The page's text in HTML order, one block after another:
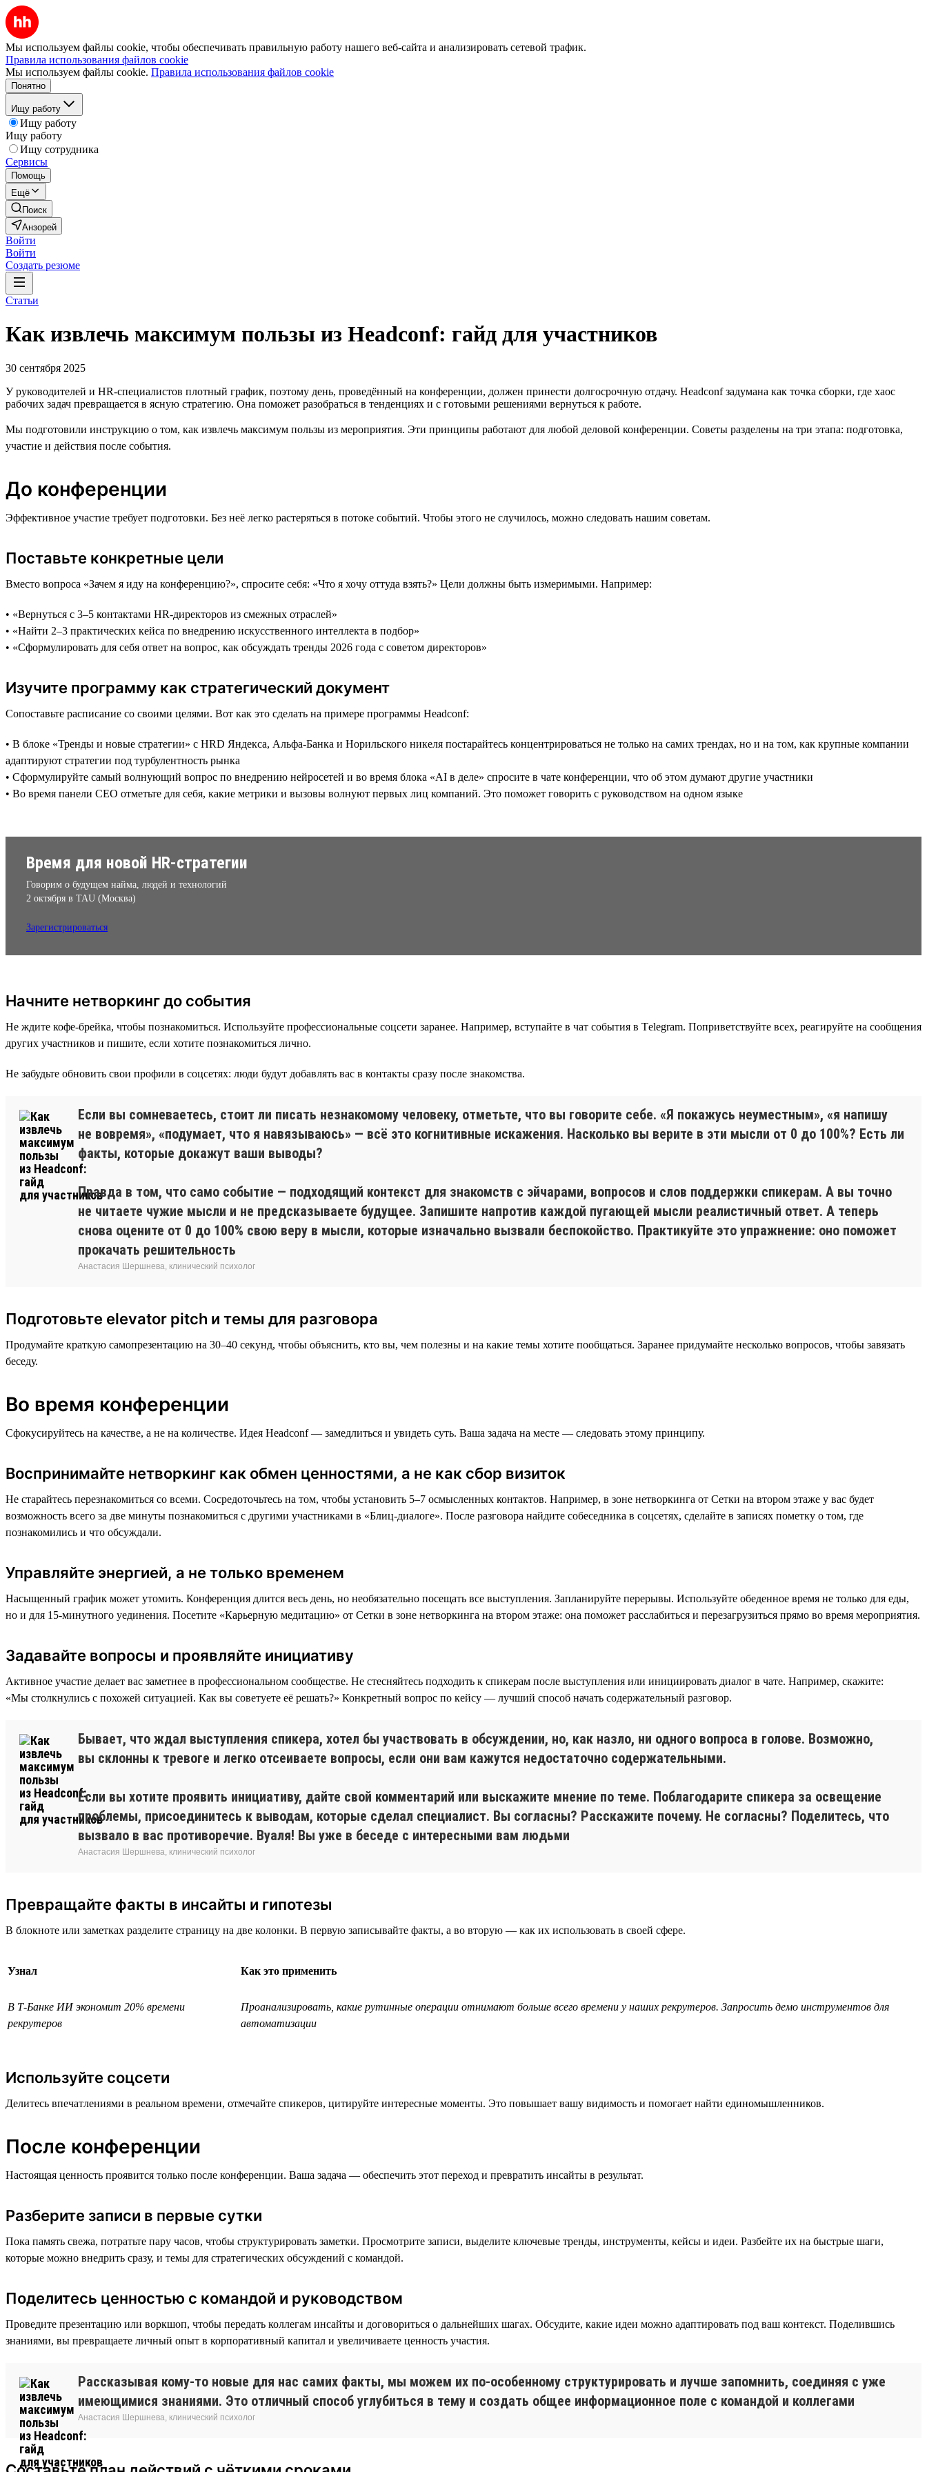
Мы используем файлы cookie, чтобы обеспечивать правильную работу нашего веб-сайта и анализировать сетевой трафик.
Правила использования файлов cookie
Мы используем файлы cookie. Правила использования файлов cookie
Понятно
Ищу работу
Ищу работу
Ищу работу
Ищу сотрудника
Сервисы
Помощь
Ещё
Поиск
Анзорей
Войти
Войти
Создать резюме
Статьи
Как извлечь максимум пользы из Headсonf: гайд для участников
30 сентября 2025
У руководителей и HR-специалистов плотный график, поэтому день, проведённый на конференции, должен принести долгосрочную отдачу. Headсonf задумана как точка сборки, где хаос
рабочих задач превращается в ясную стратегию. Она поможет разобраться в тенденциях и с готовыми решениями вернуться к работе.
Мы подготовили инструкцию о том, как извлечь максимум пользы из мероприятия. Эти принципы работают для любой деловой конференции. Советы разделены на три этапа: подготовка,
участие и действия после события.
До конференции
Эффективное участие требует подготовки. Без неё легко растеряться в потоке событий. Чтобы этого не случилось, можно следовать нашим советам.
Поставьте конкретные цели
Вместо вопроса «Зачем я иду на конференцию?», спросите себя: «Что я хочу оттуда взять?» Цели должны быть измеримыми. Например:
• «Вернуться с 3–5 контактами HR-директоров из смежных отраслей»
• «Найти 2–3 практических кейса по внедрению искусственного интеллекта в подбор»
• «Сформулировать для себя ответ на вопрос, как обсуждать тренды 2026 года с советом директоров»
Изучите программу как стратегический документ
Сопоставьте расписание со своими целями. Вот как это сделать на примере программы Headсonf:
• В блоке «Тренды и новые стратегии» с HRD Яндекса, Альфа-Банка и Норильского никеля постарайтесь концентрироваться не только на самих трендах, но и на том, как крупные компании
адаптируют стратегии под турбулентность рынка
• Сформулируйте самый волнующий вопрос по внедрению нейросетей и во время блока «AI в деле» спросите в чате конференции, что об этом думают другие участники
• Во время панели CEO отметьте для себя, какие метрики и вызовы волнуют первых лиц компаний. Это поможет говорить с руководством на одном языке
Время для новой HR-стратегии
Говорим о будущем найма, людей и технологий
2 октября в TAU (Москва)
Зарегистрироваться
Начните нетворкинг до события
Не ждите кофе-брейка, чтобы познакомиться. Используйте профессиональные соцсети заранее. Например, вступайте в чат события в Тelegram. Поприветствуйте всех, реагируйте на сообщения
других участников и пишите, если хотите познакомиться лично.
Не забудьте обновить свои профили в соцсетях: люди будут добавлять вас в контакты сразу после знакомства.
Если вы сомневаетесь, стоит ли писать незнакомому человеку, отметьте, что вы говорите себе. «Я покажусь неуместным», «я напишу
не вовремя», «подумает, что я навязываюсь» — всё это когнитивные искажения. Насколько вы верите в эти мысли от 0 до 100%? Есть ли
факты, которые докажут ваши выводы?
Правда в том, что само событие — подходящий контекст для знакомств с эйчарами, вопросов и слов поддержки спикерам. А вы точно
не читаете чужие мысли и не предсказываете будущее. Запишите напротив каждой пугающей мысли реалистичный ответ. А теперь
снова оцените от 0 до 100% свою веру в мысли, которые изначально вызвали беспокойство. Практикуйте это упражнение: оно поможет
прокачать решительность
Анастасия Шершнева, клинический психолог
Подготовьте elevator pitch и темы для разговора
Продумайте краткую самопрезентацию на 30–40 секунд, чтобы объяснить, кто вы, чем полезны и на какие темы хотите пообщаться. Заранее придумайте несколько вопросов, чтобы завязать
беседу.
Во время конференции
Сфокусируйтесь на качестве, а не на количестве. Идея Headсonf — замедлиться и увидеть суть. Ваша задача на месте — следовать этому принципу.
Воспринимайте нетворкинг как обмен ценностями, а не как сбор визиток
Не старайтесь перезнакомиться со всеми. Сосредоточьтесь на том, чтобы установить 5–7 осмысленных контактов. Например, в зоне нетворкинга от Сетки на втором этаже у вас будет
возможность всего за две минуты познакомиться с другими участниками в «Блиц-диалоге». После разговора найдите собеседника в соцсетях, сделайте в записях пометку о том, где
познакомились и что обсуждали.
Управляйте энергией, а не только временем
Насыщенный график может утомить. Конференция длится весь день, но необязательно посещать все выступления. Запланируйте перерывы. Используйте обеденное время не только для еды,
но и для 15-минутного уединения. Посетите «Карьерную медитацию» от Сетки в зоне нетворкинга на втором этаже: она поможет расслабиться и перезагрузиться прямо во время мероприятия.
Задавайте вопросы и проявляйте инициативу
Активное участие делает вас заметнее в профессиональном сообществе. Не стесняйтесь подходить к спикерам после выступления или инициировать диалог в чате. Например, скажите:
«Мы столкнулись с похожей ситуацией. Как вы советуете её решать?» Конкретный вопрос по кейсу — лучший способ начать содержательный разговор.
Бывает, что ждал выступления спикера, хотел бы участвовать в обсуждении, но, как назло, ни одного вопроса в голове. Возможно,
вы склонны к тревоге и легко отсеиваете вопросы, если они вам кажутся недостаточно содержательными.
Если вы хотите проявить инициативу, дайте свой комментарий или выскажите мнение по теме. Поблагодарите спикера за освещение
проблемы, присоединитесь к выводам, которые сделал специалист. Вы согласны? Расскажите почему. Не согласны? Поделитесь, что
вызвало в вас противоречие. Вуаля! Вы уже в беседе с интересными вам людьми
Анастасия Шершнева, клинический психолог
Превращайте факты в инсайты и гипотезы
В блокноте или заметках разделите страницу на две колонки. В первую записывайте факты, а во вторую — как их использовать в своей сфере.
Узнал Как это применить
В Т-Банке ИИ экономит 20% времени
рекрутеров
Проанализировать, какие рутинные операции отнимают больше всего времени у наших рекрутеров. Запросить демо инструментов для
автоматизации
Используйте соцсети
Делитесь впечатлениями в реальном времени, отмечайте спикеров, цитируйте интересные моменты. Это повышает вашу видимость и помогает найти единомышленников.
После конференции
Настоящая ценность проявится только после конференции. Ваша задача — обеспечить этот переход и превратить инсайты в результат.
Разберите записи в первые сутки
Пока память свежа, потратьте пару часов, чтобы структурировать заметки. Просмотрите записи, выделите ключевые тренды, инструменты, кейсы и идеи. Разбейте их на быстрые шаги,
которые можно внедрить сразу, и темы для стратегических обсуждений с командой.
Поделитесь ценностью с командой и руководством
Проведите презентацию или воркшоп, чтобы передать коллегам инсайты и договориться о дальнейших шагах. Обсудите, какие идеи можно адаптировать под ваш контекст. Поделившись
знаниями, вы превращаете личный опыт в корпоративный капитал и увеличиваете ценность участия.
Рассказывая кому-то новые для нас самих факты, мы можем их по-особенному структурировать и лучше запомнить, соединяя с уже
имеющимися знаниями. Это отличный способ углубиться в тему и создать общее информационное поле с командой и коллегами
Анастасия Шершнева, клинический психолог